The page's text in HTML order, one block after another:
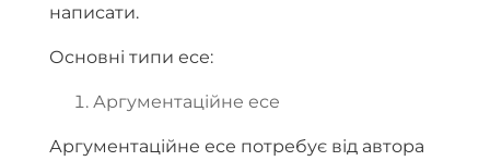
написати.
Основні типи есе:
Аргументаційне есе
Аргументаційне есе потребує від автора